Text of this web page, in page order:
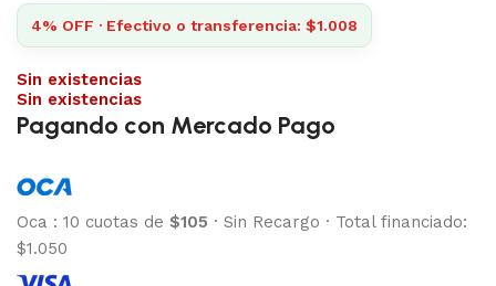
4% OFF · Efectivo o transferencia: $1.008
Sin existencias
Sin existencias
Pagando con Mercado Pago
Oca : 10 cuotas de $105 · Sin Recargo · Total financiado:
$1.050